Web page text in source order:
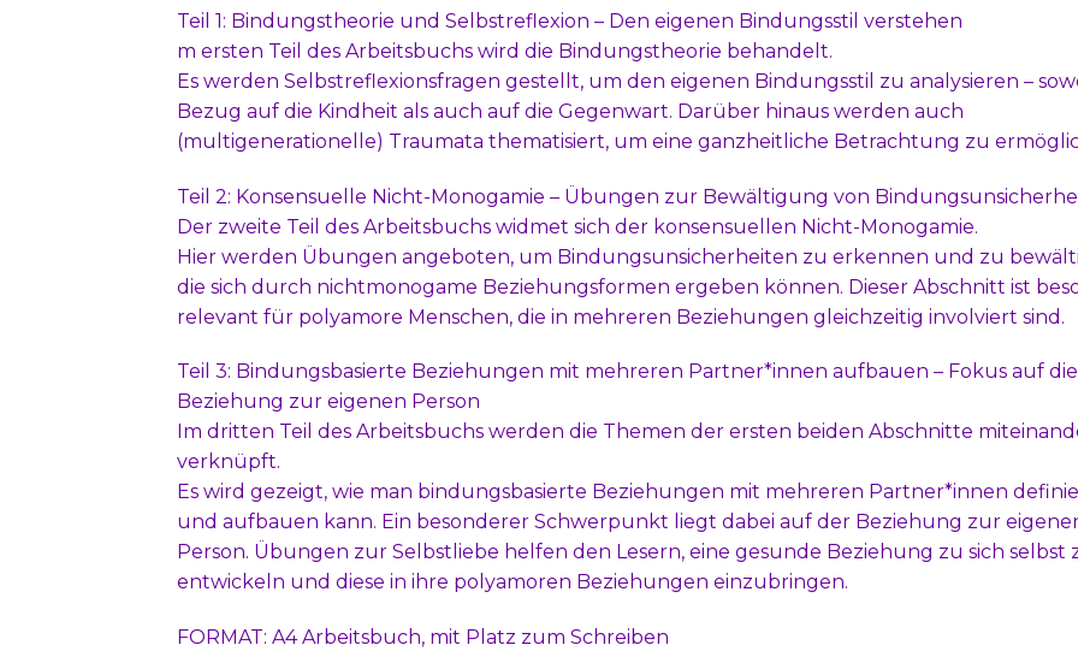
Teil 1: Bindungstheorie und Selbstreflexion – Den eigenen Bindungsstil verstehen
m ersten Teil des Arbeitsbuchs wird die Bindungstheorie behandelt.
Es werden Selbstreflexionsfragen gestellt, um den eigenen Bindungsstil zu analysieren –
Bezug auf die Kindheit als auch auf die Gegenwart. Darüber hinaus werden auch
(multigenerationelle) Traumata thematisiert, um eine ganzheitliche Betrachtung zu
Teil 2: Konsensuelle Nicht-Monogamie – Übungen zur Bewältigung von
Der zweite Teil des Arbeitsbuchs widmet sich der konsensuellen Nicht-Monogamie.
Hier werden Übungen angeboten, um Bindungsunsicherheiten zu erkennen und zu
die sich durch nichtmonogame Beziehungsformen ergeben können. Dieser Abschnitt ist
relevant für polyamore Menschen, die in mehreren Beziehungen gleichzeitig involviert sind.
Teil 3: Bindungsbasierte Beziehungen mit mehreren Partner*innen aufbauen – Fokus auf die
Beziehung zur eigenen Person
Im dritten Teil des Arbeitsbuchs werden die Themen der ersten beiden Abschnitte
verknüpft.
Es wird gezeigt, wie man bindungsbasierte Beziehungen mit mehreren Partner*innen
und aufbauen kann. Ein besonderer Schwerpunkt liegt dabei auf der Beziehung zur
Person. Übungen zur Selbstliebe helfen den Lesern, eine gesunde Beziehung zu sich selbst
entwickeln und diese in ihre polyamoren Beziehungen einzubringen.
FORMAT: A4 Arbeitsbuch, mit Platz zum Schreiben